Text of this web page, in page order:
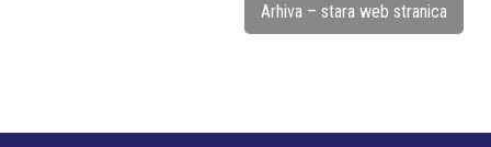
Arhiva – stara web stranica